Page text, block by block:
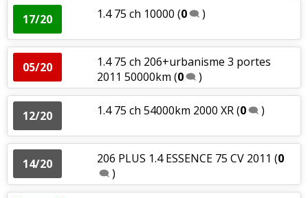
17/20 1.4 75 ch 10000 (0 )
05/20
1.4 75 ch 206+urbanisme 3 portes
2011 50000km (0 )
12/20 1.4 75 ch 54000km 2000 XR(0 )
14/20 206 PLUS 1.4 ESSENCE 75 CV 2011 (0
)